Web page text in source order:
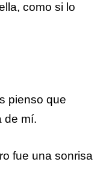
como si lo
pienso que
de mí.
fue una sonrisa